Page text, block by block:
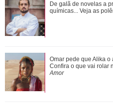
Ariana Grande faz
pausar a carreira: Não
Além de Ariana
criticadas pelos corpos
De galã de novelas a
químicas... Veja as
Omar pede que Alika
Confira o que vai rolar
Amor